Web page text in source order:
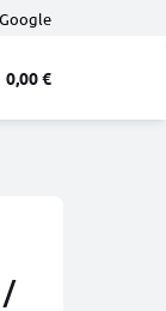
Google
0,00 €
/